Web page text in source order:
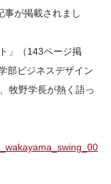
事が掲載されまし
」（143ページ掲
部ビジネスデザイン
牧野学長が熱く語っ